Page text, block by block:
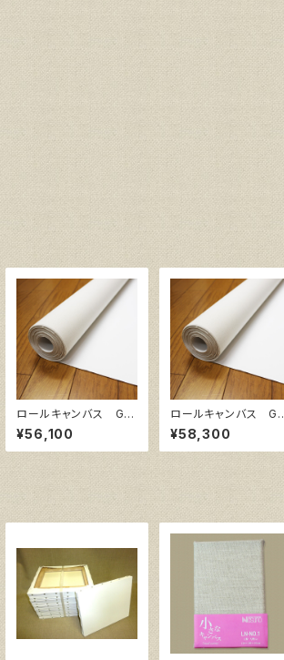
ロールキャンバス GA
ERA F 145㎝巾×10
m巻
¥56,100
ロールキャンバス GA
ERA F 206㎝巾×5
m巻
¥58,300